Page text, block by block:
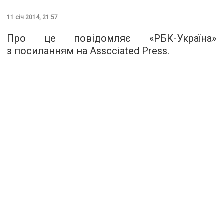
11 січ 2014, 21:57
Про це повідомляє «РБК-Україна»
з посиланням на Associated Press.